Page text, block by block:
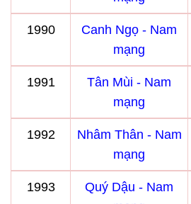
1990
Canh Ngọ - Nam
mạng
1991
Tân Mùi - Nam
mạng
1992
Nhâm Thân - Nam
mạng
1993
Quý Dậu - Nam